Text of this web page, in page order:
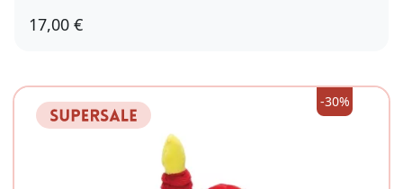
17,00 €
-30%